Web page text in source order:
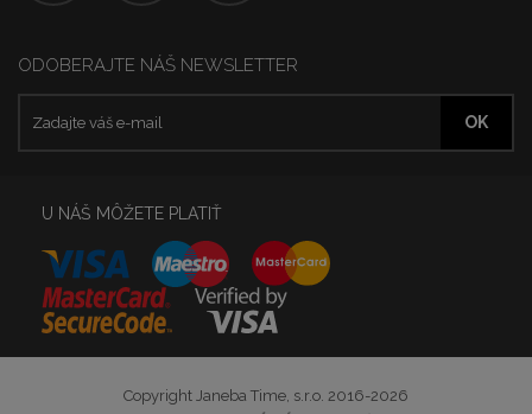
ODOBERAJTE NÁŠ NEWSLETTER
U NÁŠ MÔŽETE PLATIŤ
Copyright Janeba Time, s.r.o. 2016-2026